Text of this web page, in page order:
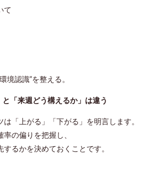
て
境認識”を整える。
「来週どう構えるか」は違う
「上がる」「下がる」を明言します。
の偏りを把握し、
するかを決めておくことです。